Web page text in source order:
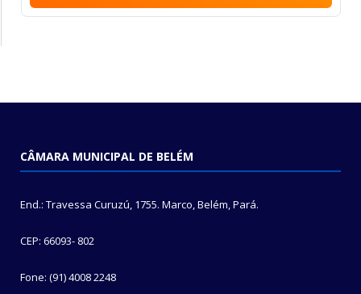
CÂMARA MUNICIPAL DE BELÉM
End.: Travessa Curuzú, 1755. Marco, Belém, Pará.
CEP: 66093- 802
Fone: (91) 4008 2248